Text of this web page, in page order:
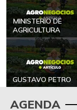
MINISTERIO DE
AGRICULTURA
GUSTAVO PETRO
AGENDA